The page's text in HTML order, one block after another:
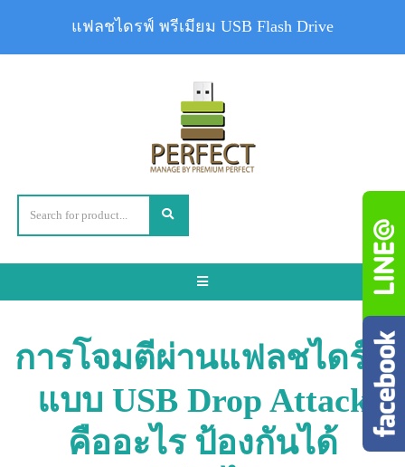
Toggle
การโจมตีผ่านแฟลชไดร์ฟ
แบบ USB Drop Attack
คืออะไร ป้องกันได้
แฟลชไดรฟ์ พรีเมียม USB Flash Drive